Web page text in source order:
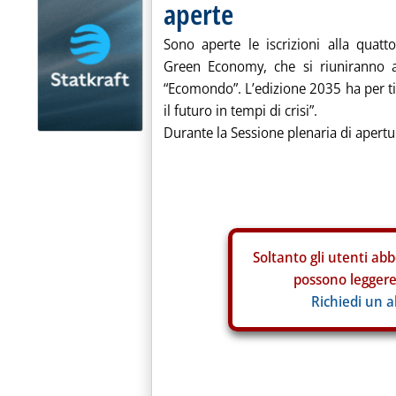
aperte
Sono aperte le iscrizioni alla
Green Economy, che si
“Ecomondo”. L’edizione 2035 ha
il futuro in tempi di crisi”.
Durante la Sessione plenaria di
Soltanto gli utenti
possono
Richiedi un